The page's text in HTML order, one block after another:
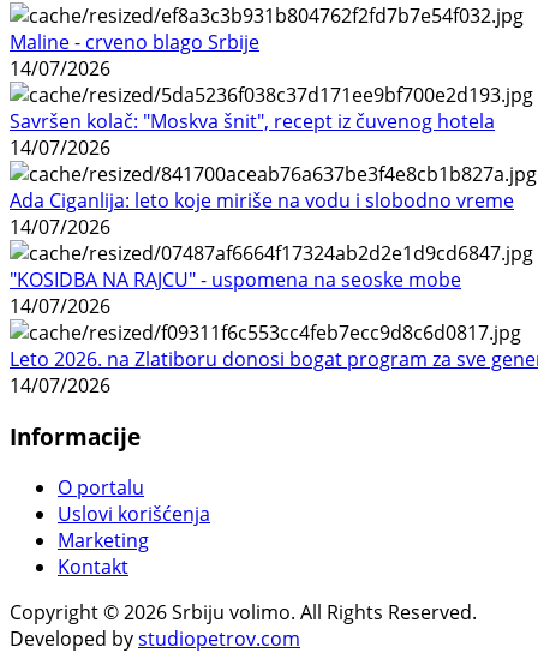
Maline - crveno blago Srbije
14/07/2026
Savršen kolač: "Moskva šnit", recept iz čuvenog hotela
14/07/2026
Ada Ciganlija: leto koje miriše na vodu i slobodno vreme
14/07/2026
"KOSIDBA NA RAJCU" - uspomena na seoske mobe
14/07/2026
Leto 2026. na Zlatiboru donosi bogat program za sve
14/07/2026
Informacije
O portalu
Uslovi korišćenja
Marketing
Kontakt
Copyright © 2026 Srbiju volimo. All Rights Reserved.
Developed bystudiopetrov.com